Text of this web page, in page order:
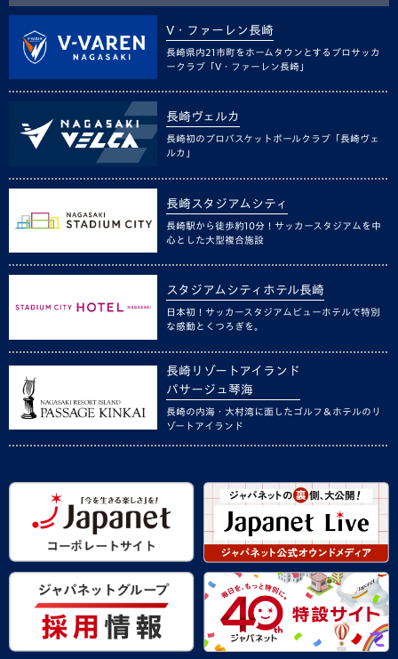
V・ファーレン長崎
長崎県内21市町をホームタウンとするプロサッカ
ークラブ「V・ファーレン長崎」
長崎ヴェルカ
長崎初のプロバスケットボールクラブ「長崎ヴェ
ルカ」
長崎スタジアムシティ
長崎駅から徒歩約10分！サッカースタジアムを中
心とした大型複合施設
スタジアムシティホテル長崎
日本初！サッカースタジアムビューホテルで特別
な感動とくつろぎを。
長崎リゾートアイランド
パサージュ琴海
長崎の内海・大村湾に面したゴルフ＆ホテルのリ
ゾートアイランド